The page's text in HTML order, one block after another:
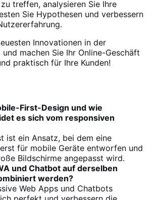
treffen, analysieren Sie Ihre
Sie Hypothesen und verbessern
Innovationen in der
machen Sie Ihr Online-Geschäft
praktisch für Ihre Kunden!
First-Design und wie
es sich vom responsiven
ist ein Ansatz, bei dem eine
für mobile Geräte entworfen und
Bildschirme angepasst wird.
und Chatbot auf derselben
werden?
Web Apps und Chatbots